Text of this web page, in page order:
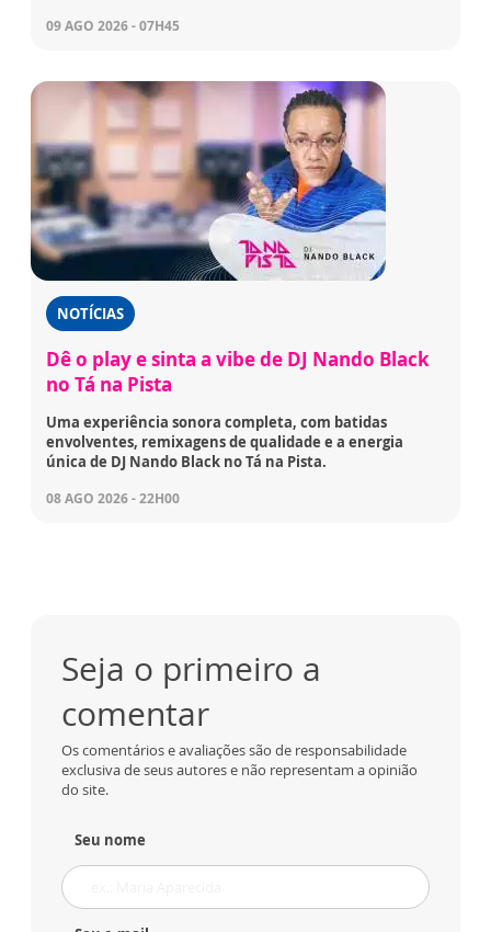
09 AGO 2026 - 07H45
NOTÍCIAS
Dê o play e sinta a vibe de DJ Nando Black
no Tá na Pista
Uma experiência sonora completa, com batidas
envolventes, remixagens de qualidade e a energia
única de DJ Nando Black no Tá na Pista.
08 AGO 2026 - 22H00
Seja o primeiro a
comentar
Os comentários e avaliações são de responsabilidade
exclusiva de seus autores e não representam a opinião
do site.
Seu nome